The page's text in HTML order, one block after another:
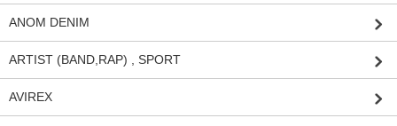
ANOM DENIM
ARTIST (BAND,RAP) , SPORT
AVIREX